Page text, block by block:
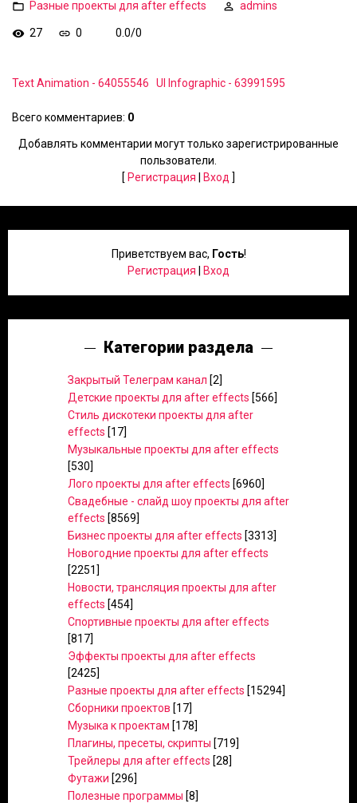
Разные проекты для after effects admins
27 0 0.0/0
Text Animation - 64055546 UI Infographic - 63991595
Всего комментариев: 0
Добавлять комментарии могут только зарегистрированные
пользователи.
[ Регистрация Вход ]
Приветствуем вас, Гость!
Регистрация
Вход
Категории раздела
Закрытый Телеграм канал [2]
Детские проекты для after effects [566]
Стиль дискотеки проекты для after
effects [17]
Музыкальные проекты для after effects
[530]
Лого проекты для after effects [6960]
Свадебные - слайд шоу проекты для after
effects [8569]
Бизнес проекты для after effects [3313]
Новогодние проекты для after effects
[2251]
Новости, трансляция проекты для after
effects [454]
Спортивные проекты для after effects
[817]
Эффекты проекты для after effects
[2425]
Разные проекты для after effects [15294]
Сборники проектов [17]
Музыка к проектам [178]
Плагины, пресеты, скрипты [719]
Трейлеры для after effects [28]
Футажи [296]
Полезные программы [8]